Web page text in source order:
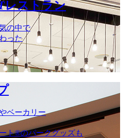
レストラン
の中で
った
ベーカリー
ト®のパークグッズも